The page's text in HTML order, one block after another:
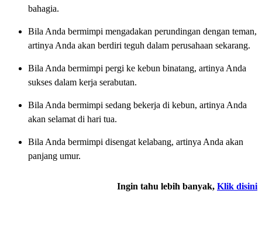
bahagia.
Bila Anda bermimpi mengadakan perundingan dengan teman,
artinya Anda akan berdiri teguh dalam perusahaan sekarang.
Bila Anda bermimpi pergi ke kebun binatang, artinya Anda
sukses dalam kerja serabutan.
Bila Anda bermimpi sedang bekerja di kebun, artinya Anda
akan selamat di hari tua.
Bila Anda bermimpi disengat kelabang, artinya Anda akan
panjang umur.
Ingin tahu lebih banyak, Klik disini